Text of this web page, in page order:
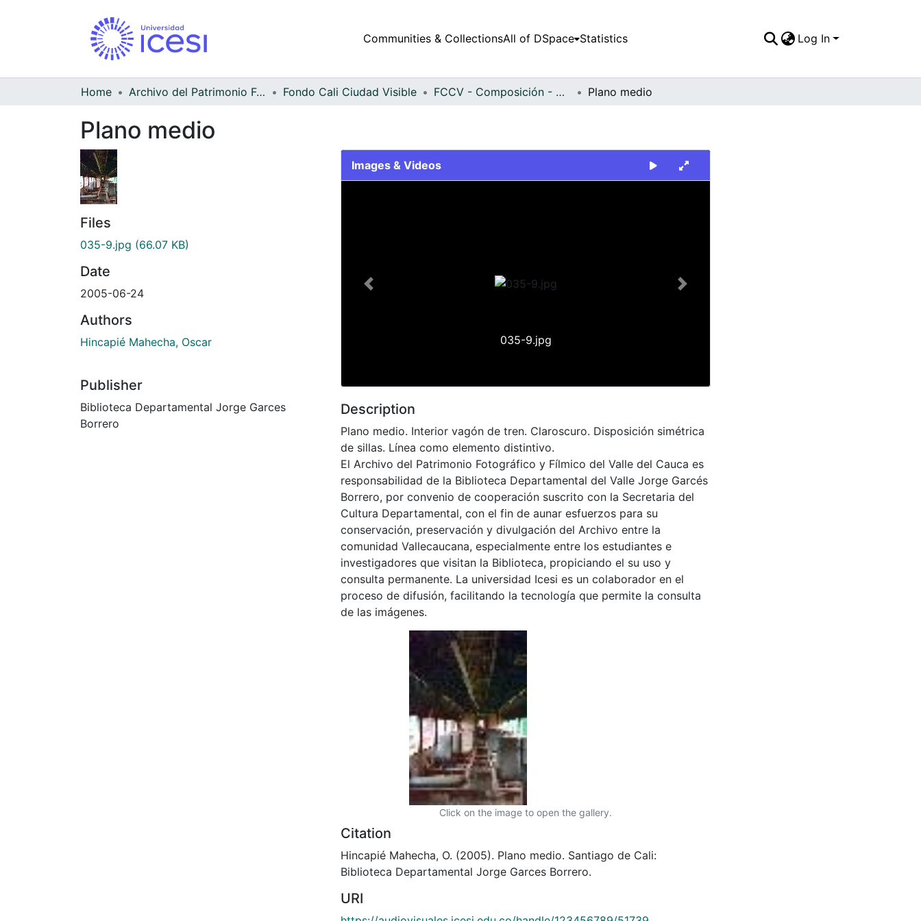
Communities & CollectionsAll of DSpace Statistics Log In
Home Archivo del Patrimonio Fotográfico y Fílmico del Valle del Cauca Fondo Cali Ciudad Visible FCCV - Composición - Patrimonial Plano medio
Plano medio
Files
035-9.jpg (66.07 KB)
Date
2005-06-24
Authors
Hincapié Mahecha, Oscar
Publisher
Biblioteca Departamental Jorge Garces
Borrero
Images & Videos
035-9.jpg
Previous Next
Description
Plano medio. Interior vagón de tren. Claroscuro. Disposición simétrica
de sillas. Línea como elemento distintivo.
El Archivo del Patrimonio Fotográfico y Fílmico del Valle del Cauca es
responsabilidad de la Biblioteca Departamental del Valle Jorge Garcés
Borrero, por convenio de cooperación suscrito con la Secretaria del
Cultura Departamental, con el fin de aunar esfuerzos para su
conservación, preservación y divulgación del Archivo entre la
comunidad Vallecaucana, especialmente entre los estudiantes e
investigadores que visitan la Biblioteca, propiciando el su uso y
consulta permanente. La universidad Icesi es un colaborador en el
proceso de difusión, facilitando la tecnología que permite la consulta
de las imágenes.
Click on the image to open the gallery.
Citation
Hincapié Mahecha, O. (2005). Plano medio. Santiago de Cali:
Biblioteca Departamental Jorge Garces Borrero.
URI